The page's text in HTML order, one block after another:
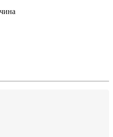
города?
для повседневной городской